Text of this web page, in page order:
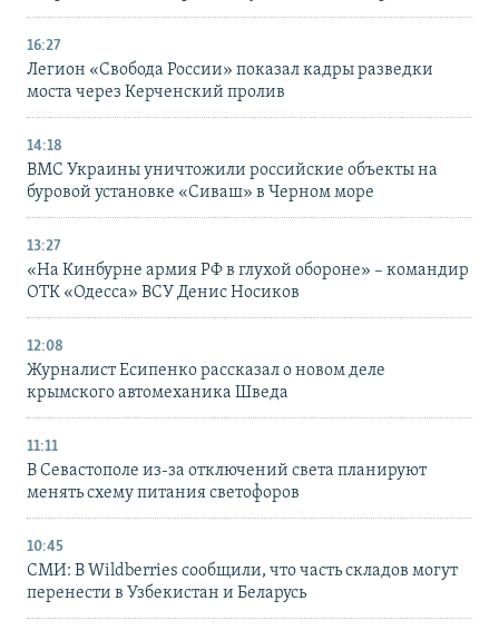
16:27
Легион «Свобода России» показал кадры разведки
моста через Керченский пролив
14:18
ВМС Украины уничтожили российские объекты на
буровой установке «Сиваш» в Черном море
13:27
«На Кинбурне армия РФ в глухой обороне» – командир
ОТК «Одесса» ВСУ Денис Носиков
12:08
Журналист Есипенко рассказал о новом деле
крымского автомеханика Шведа
11:11
В Севастополе из-за отключений света планируют
менять схему питания светофоров
10:45
СМИ: В Wildberries сообщили, что часть складов могут
перенести в Узбекистан и Беларусь